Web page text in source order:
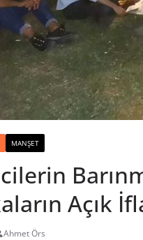
MANŞET
Açık
Ahmet Örs